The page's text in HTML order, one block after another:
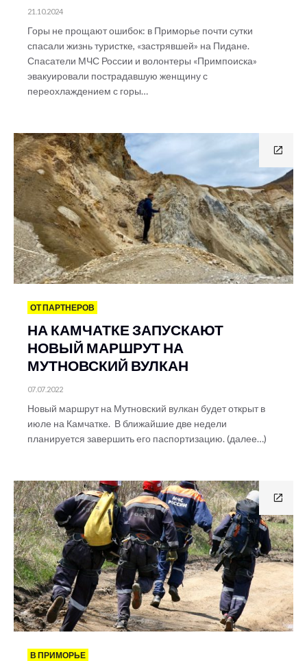
21.10.2024
Горы не прощают ошибок: в Приморье почти сутки
спасали жизнь туристке, «застрявшей» на Пидане.
Спасатели МЧС России и волонтеры «Примпоиска»
эвакуировали пострадавшую женщину с
переохлаждением с горы…
ОТ ПАРТНЕРОВ
НА КАМЧАТКЕ ЗАПУСКАЮТ
НОВЫЙ МАРШРУТ НА
МУТНОВСКИЙ ВУЛКАН
07.07.2022
Новый маршрут на Мутновский вулкан будет открыт в
июле на Камчатке. В ближайшие две недели
планируется завершить его паспортизацию. (далее…)
В ПРИМОРЬЕ